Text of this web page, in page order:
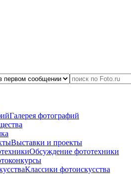
Галерея фотографий
Выставки и проекты
Обсуждение фототехники
Классики фотоискусства